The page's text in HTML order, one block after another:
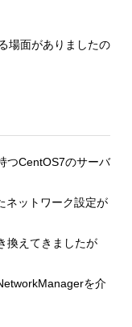
場面がありましたの
つCentOS7のサーバ
ネットワーク設定が
換えてきましたが
を介